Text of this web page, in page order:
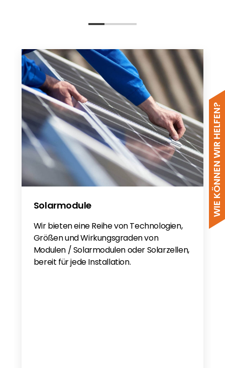
WIE KÖNNEN WIR HELFEN?
Solarmodule
Wir bieten eine Reihe von Technologien,
Größen und Wirkungsgraden von
Modulen / Solarmodulen oder Solarzellen,
bereit für jede Installation.